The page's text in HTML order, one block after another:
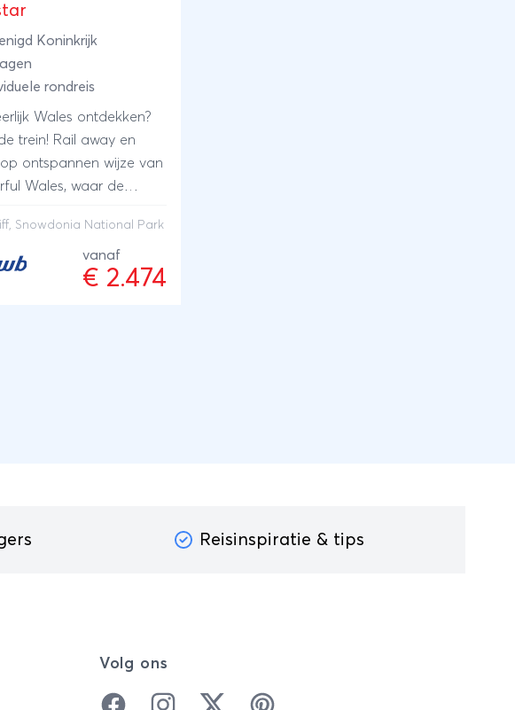
Koninkrijk
rondreis
Wales ontdekken?
trein! Rail away en
ontspannen wijze van
Wales, waar de
Park, traditionele
zandstranden en
valleien al je
Snowdonia National Park
vanaf
€ 2.474
Reisinspiratie & tips
Volg ons
FacebookInstagramTwitter Pinterest